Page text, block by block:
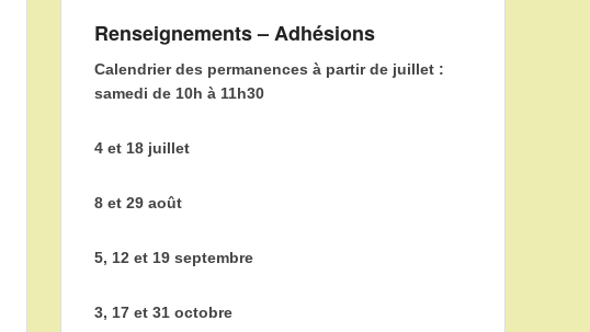
Renseignements – Adhésions
Calendrier des permanences à partir de juillet :
samedi de 10h à 11h30
4 et 18 juillet
8 et 29 août
5, 12 et 19 septembre
3, 17 et 31 octobre